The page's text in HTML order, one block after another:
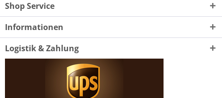
Shop Service
Informationen
Logistik & Zahlung